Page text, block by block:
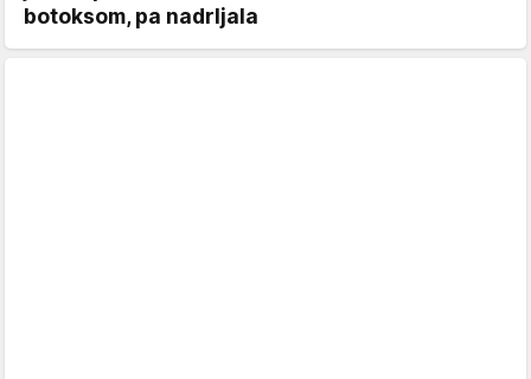
botoksom, pa nadrljala